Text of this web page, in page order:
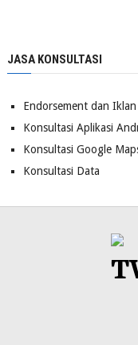
JASA KONSULTASI
Endorsement dan Iklan
Konsultasi Aplikasi
Konsultasi Google
Konsultasi Data